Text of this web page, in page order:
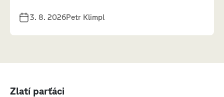
3. 8. 2026Petr Klimpl
Zlatí parťáci